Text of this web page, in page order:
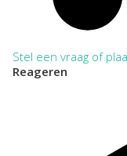
Stel een vraag of
Reageren